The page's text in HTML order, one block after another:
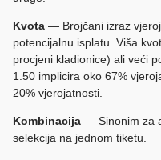
Kvota — Brojčani izraz
potencijalnu isplatu. Viša
procjeni kladionice) ali veći
1.50 implicira oko 67%
20% vjerojatnosti.
Kombinacija — Sinonim za
selekcija na jednom tiketu.